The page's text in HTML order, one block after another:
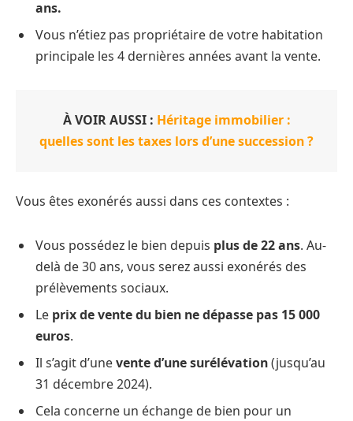
ans.
Vous n’étiez pas propriétaire de votre habitation
principale les 4 dernières années avant la vente.
À VOIR AUSSI : Héritage immobilier :
quelles sont les taxes lors d’une succession ?
Vous êtes exonérés aussi dans ces contextes :
Vous possédez le bien depuis plus de 22 ans. Au-
delà de 30 ans, vous serez aussi exonérés des
prélèvements sociaux.
Le prix de vente du bien ne dépasse pas 15 000
euros.
Il s’agit d’unevente d’une surélévation(jusqu’au
31 décembre 2024).
Cela concerne un échange de bien pour un